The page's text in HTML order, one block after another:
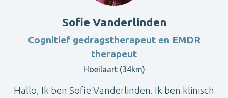
Sofie Vanderlinden
Cognitief gedragstherapeut en EMDR
therapeut
Hoeilaart (34km)
Hallo, Ik ben Sofie Vanderlinden. Ik ben klinisch